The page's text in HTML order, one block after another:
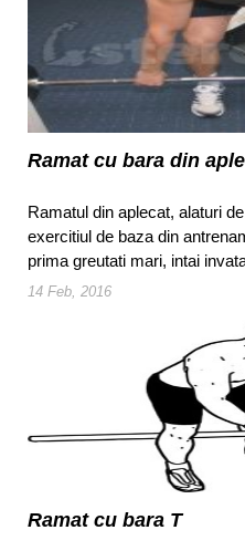
Ramat cu bara din
Ramatul din aplecat, alaturi
exercitiul de baza din
prima greutati mari, intai
14 Feb, 2016
Ramat cu bara T